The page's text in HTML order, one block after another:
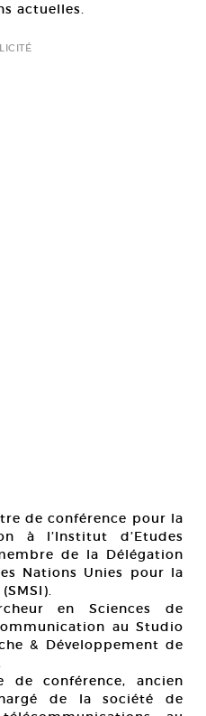
actuelles.
de conférence pour la
à l’Institut d’Etudes
de la Délégation
Nations Unies pour la
en Sciences de
au Studio
& Développement de
de conférence, ancien
de la société de